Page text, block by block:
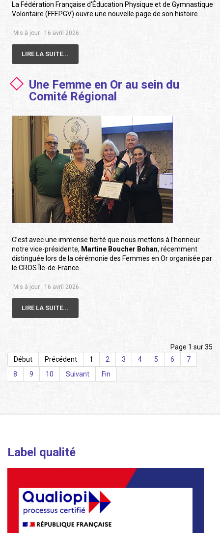
La Fédération Française d'Éducation Physique et de Gymnastique
Volontaire (FFEPGV) ouvre une nouvelle page de son histoire.
Mis à jour : 16 avril 2026
LIRE LA SUITE...
Une Femme en Or au sein du
Comité Régional
C’est avec une immense fierté que nous mettons à l’honneur
notre vice-présidente, Martine Boucher Bohan, récemment
distinguée lors de la cérémonie des Femmes en Or organisée par
le CROS Île-de-France.
Mis à jour : 16 avril 2026
LIRE LA SUITE...
Page 1 sur 35
Début
Précédent 1 2 3 4 5 6
7
8
9 10 Suivant Fin
Label qualité